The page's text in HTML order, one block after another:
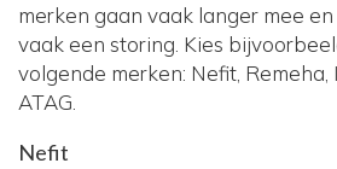
merken gaan vaak langer mee
vaak een storing. Kies
volgende merken: Nefit,
ATAG.
Nefit